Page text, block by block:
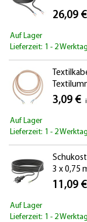
26,09 €
Auf Lager
Lieferzeit: 1 - 2
3,09 €
Auf Lager
Lieferzeit: 1 - 2
3 x 0,75
11,09 €
Auf Lager
Lieferzeit: 1 - 2